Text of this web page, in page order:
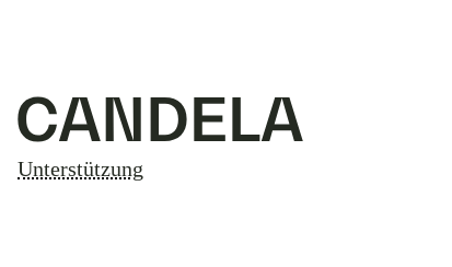
Unterstützung